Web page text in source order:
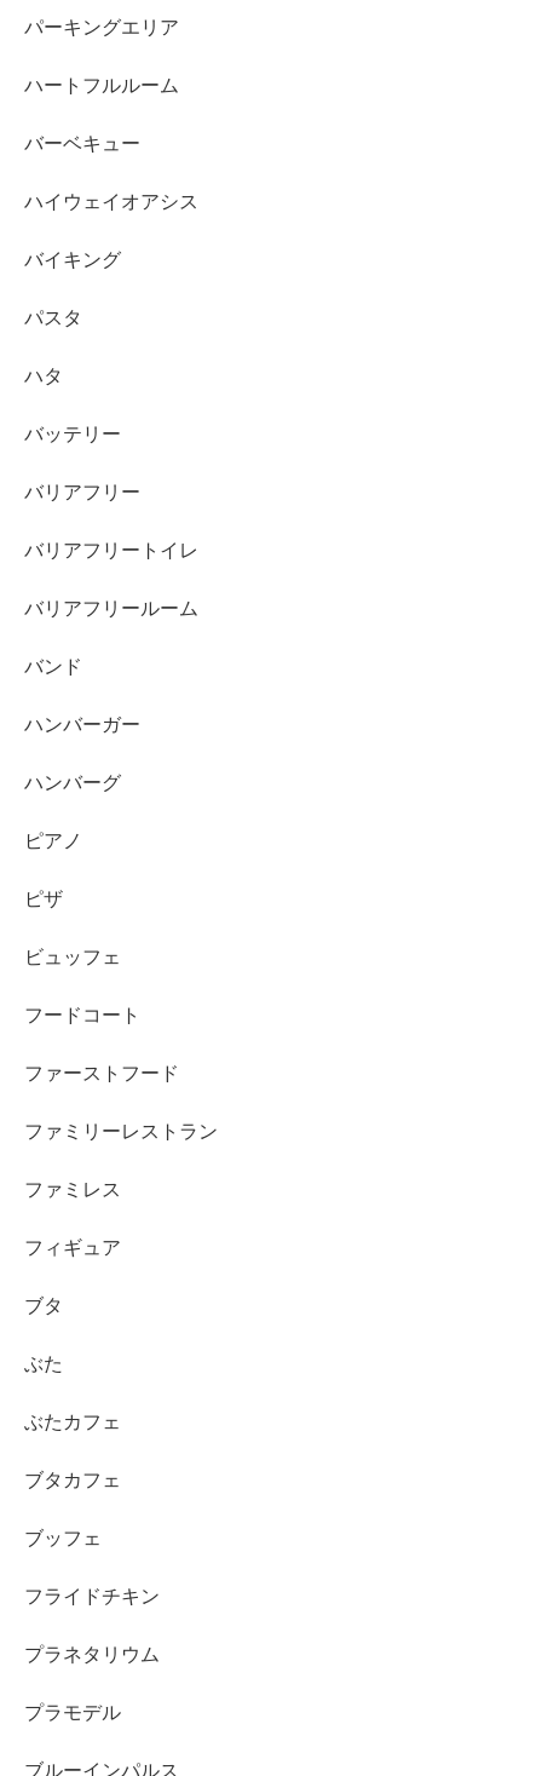
パーキングエリア
ハートフルルーム
バーベキュー
ハイウェイオアシス
バイキング
パスタ
ハタ
バッテリー
バリアフリー
バリアフリートイレ
バリアフリールーム
バンド
ハンバーガー
ハンバーグ
ピアノ
ピザ
ビュッフェ
フードコート
ファーストフード
ファミリーレストラン
ファミレス
フィギュア
ブタ
ぶた
ぶたカフェ
ブタカフェ
ブッフェ
フライドチキン
プラネタリウム
プラモデル
ブルーインパルス